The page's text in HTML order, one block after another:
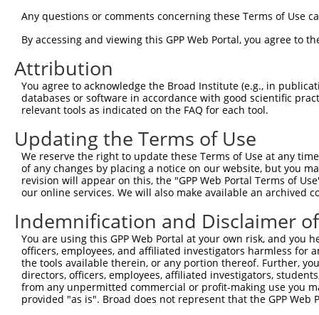
Any questions or comments concerning these Terms of Use
By accessing and viewing this GPP Web Portal, you agree to
Attribution
You agree to acknowledge the Broad Institute (e.g., in
databases or software in accordance with good scientific
relevant tools as indicated on the FAQ for each tool.
Updating the Terms of Use
We reserve the right to update these Terms of Use at any
of any changes by placing a notice on our website, but you
revision will appear on this, the "GPP Web Portal Terms of
our online services. We will also make available an archived
Indemnification and Disclaimer
You are using this GPP Web Portal at your own risk, and
officers, employees, and affiliated investigators harmless for
the tools available therein, or any portion thereof. Further,
directors, officers, employees, affiliated investigators,
from any unpermitted commercial or profit-making use you
provided "as is". Broad does not represent that the GPP